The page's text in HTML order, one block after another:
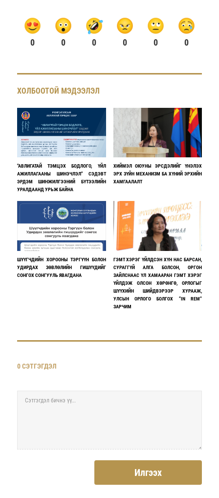
0 0 0 0 0 0
ХОЛБООТОЙ МЭДЭЭЛЭЛ
"АВЛИГАТАЙ ТЭМЦЭХ БОДЛОГО, ҮЙЛ
АЖИЛЛАГААНЫ ШИНЭЧЛЭЛ" СЭДЭВТ
ЭРДЭМ ШИНЖИЛГЭЭНИЙ БҮТЭЭЛИЙН
УРАЛДААНД УРЬЖ БАЙНА
ХИЙМЭЛ ОЮУНЫ ЭРСДЭЛИЙГ ҮНЭЛЭХ
ЭРХ ЗҮЙН МЕХАНИЗМ БА ХҮНИЙ ЭРХИЙН
ХАМГААЛАЛТ
ШҮҮГЧДИЙН ХОРООНЫ ТЭРГҮҮН БОЛОН
УДИРДАХ ЗӨВЛӨЛИЙН ГИШҮҮДИЙГ
СОНГОХ СОНГУУЛЬ ЯВАГДАНА
ГЭМТ ХЭРЭГ ҮЙЛДСЭН ХҮН НАС БАРСАН,
СУРАГГҮЙ АЛГА БОЛСОН, ОРГОН
ЗАЙЛСНААС ҮЛ ХАМААРАН ГЭМТ ХЭРЭГ
ҮЙЛДЭЖ ОЛСОН ХӨРӨНГӨ, ОРЛОГЫГ
ШҮҮХИЙН ШИЙДВЭРЭЭР ХУРААЖ,
УЛСЫН ОРЛОГО БОЛГОХ ”IN REM”
ЗАРЧИМ
0 СЭТГЭГДЭЛ
Илгээх